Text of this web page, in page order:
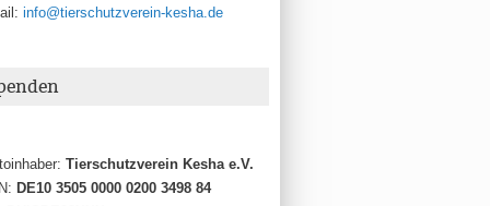
info@tierschutzverein-kesha.de
Tierschutzverein Kesha e.V.
DE10 3505 0000 0200 3498 84